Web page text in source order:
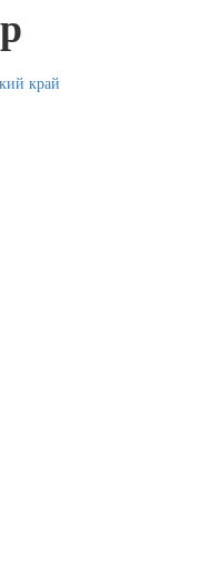
край